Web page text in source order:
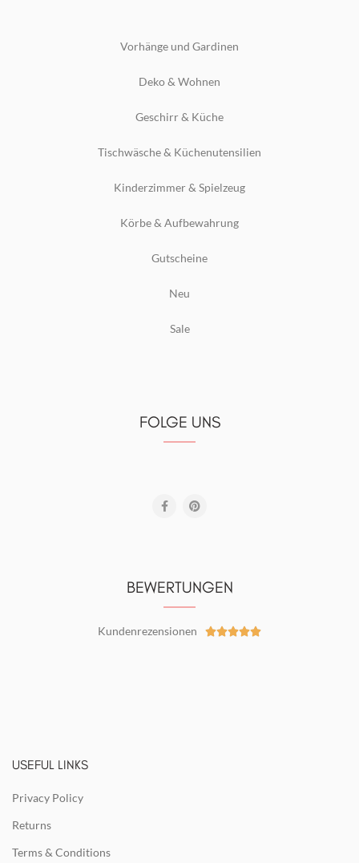
Vorhänge und Gardinen
Deko & Wohnen
Geschirr & Küche
Tischwäsche & Küchenutensilien
Kinderzimmer & Spielzeug
Körbe & Aufbewahrung
Gutscheine
Neu
Sale
FOLGE UNS
BEWERTUNGEN
Kundenrezensionen 
USEFUL LINKS
Privacy Policy
Returns
Terms & Conditions